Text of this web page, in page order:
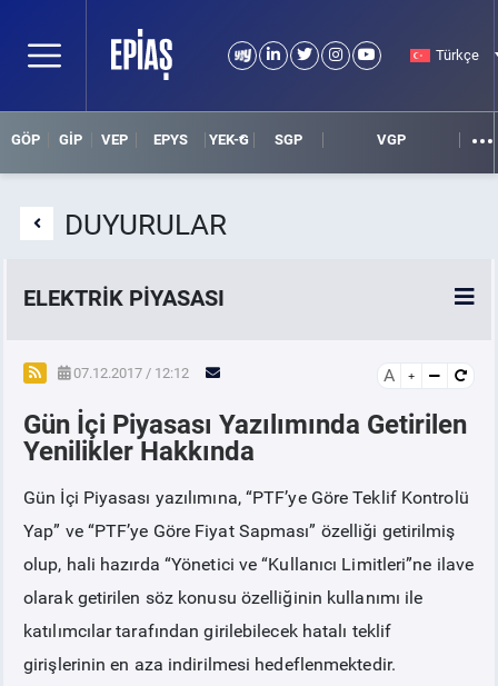
Türkçe
GÖP GİP VEP EPYS YEK-G SGP VGP
DUYURULAR
ELEKTRİK PİYASASI
SPOT ELEKTRİK PİYASALARI
ÖRNEK FİNANS BELGELERİ
VADELİ ELEKTRİK PİYASASI
PİYASA KAYITSÜRECİ
SERBEST TÜKETİCİ
07.12.2017 / 12:12 A
Gün İçi Piyasası Yazılımında Getirilen
Yenilikler Hakkında
Gün İçi Piyasası yazılımına, “PTF’ye Göre Teklif Kontrolü
Yap” ve “PTF’ye Göre Fiyat Sapması” özelliği getirilmiş
olup, hali hazırda “Yönetici ve “Kullanıcı Limitleri”ne ilave
olarak getirilen söz konusu özelliğinin kullanımı ile
katılımcılar tarafından girilebilecek hatalı teklif
girişlerinin en aza indirilmesi hedeflenmektedir.